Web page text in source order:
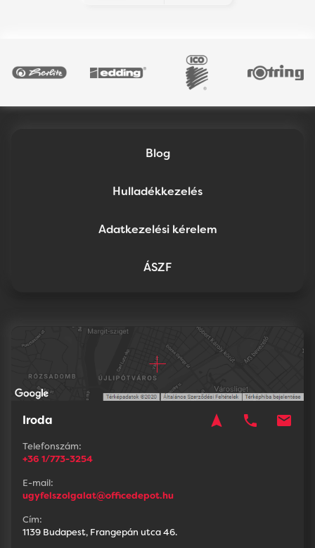
Blog
Hulladékkezelés
Adatkezelési kérelem
ÁSZF
Iroda navigation phone mail
Telefonszám:
+36 1/773-3254
E-mail:
ugyfelszolgalat@officedepot.hu
Cím:
1139 Budapest, Frangepán utca 46.